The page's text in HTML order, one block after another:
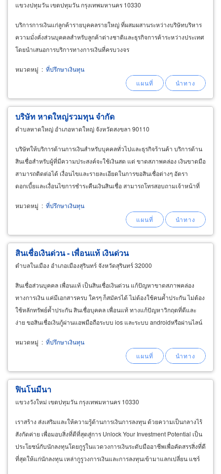
แขวงปทุมวัน เขตปทุมวัน กรุงเทพมหานคร 10330
บริการการเงินแก่ลูกค้ารายบุคคลรายใหญ่ ที่ผสมผสานระหว่างบริษัทบริหาร
ความมั่งคั่งส่วนบุคคลสำหรับลูกค้าต่างชาติและธุรกิจการค้าระหว่างประเทศ
โดยนำเสนอการบริการทางการเงินที่ครบวงจร
หมวดหมู่ : ที่ปรึกษาเงินทุน
บริษัท หาดใหญ่รวมทุน จำกัด
ตำบลหาดใหญ่ อำเภอหาดใหญ่ จังหวัดสงขลา 90110
บริษัทให้บริการด้านการเงินสำหรับบุคคลทั่วไปและธุรกิจร้านค้า บริการด้าน
สินเชื่อสำหรับผู้ที่มีความประสงค์จะใช้เงินสด แต่ ขาดสภาพคล่อง เงินขาดมือ
สามารถติดต่อได้ เงื่อนไขและรายละเอียดในการขอสินเชื่อต่างๆ อัตรา
ดอกเบี้ยและเงื่อนไขการชำระคืนเงินสินเชื่อ สามารถโทรสอบถามเจ้าหน้าที่
หมวดหมู่ : ที่ปรึกษาเงินทุน
สินเชื่อเงินด่วน - เพื่อนแท้ เงินด่วน
ตำบลในเมือง อำเภอเมืองสุรินทร์ จังหวัดสุรินทร์ 32000
สินเชื่อส่วนบุคคล เพื่อนแท้ เป็นสินเชื่อเงินด่วน แก้ปัญหาขาดสภาพคล่อง
ทางการเงิน แค่มีเอกสารครบ ใครๆ ก็สมัครได้ ไม่ต้องใช้คนค้ำประกัน ไม่ต้อง
ใช้หลักทรัพย์ค้ำประกัน สินเชื่อบุคคล เพื่อนแท้ ทางแก้ปัญหาวิกฤตที่ดีและ
ง่าย ขอสินเชื่อเงินกู้ผ่านแอพมือถือระบบ ios และระบบ androidหรือผ่านไลน์
หมวดหมู่ : ที่ปรึกษาเงินทุน
ฟินโนมีนา
แขวงวังใหม่ เขตปทุมวัน กรุงเทพมหานคร 10330
เราสร้าง ส่งเสริมและให้ความรู้ด้านการเงินการลงทุน ด้วยความเป็นกลางไร้
สังกัดค่าย เพื่อมอบสิ่งที่ดีที่สุดสู่การ Unlock Your Investment Potential เป็น
ประโยชน์กับนักลงทุนโดยกูรูในแวดวงการเงินระดับมืออาชีพเพื่อคัดสรรสิ่งที่ดี
ที่สุดให้แก่นักลงทุน เหล่ากูรูวงการเงินและการลงทุนเข้ามาแลกเปลี่ยน แชร์